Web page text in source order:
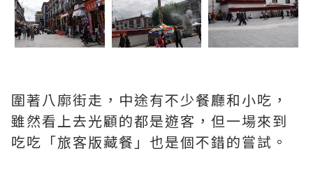
圍著八廓街走，中途有不少餐廳和小吃，
雖然看上去光顧的都是遊客，但一場來到
吃吃「旅客版藏餐」也是個不錯的嘗試。